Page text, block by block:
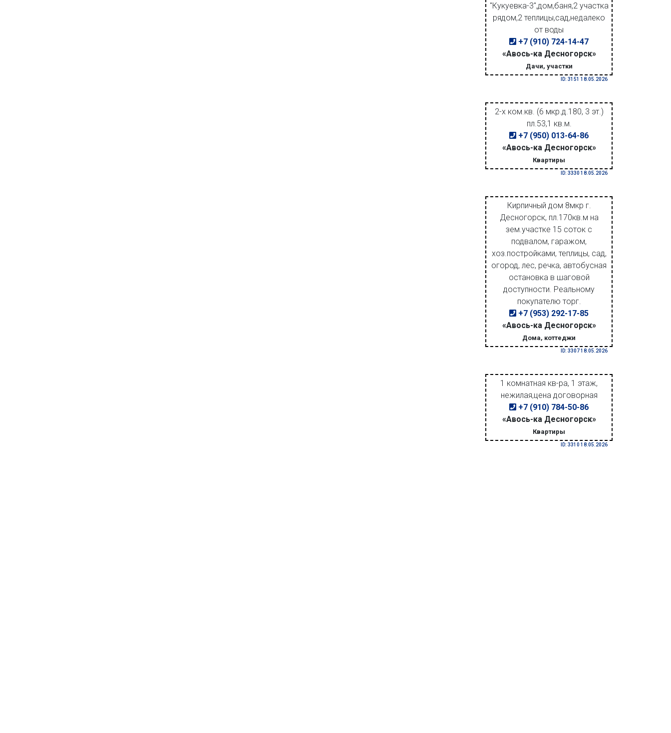
"Кукуевка-3",дом,баня,2 участка
рядом,2 теплицы,сад,недалеко
от воды
+7 (910) 724-14-47
«Авось-ка Десногорск»
Дачи, участки
ID: 3151 18.05.2026
2-х ком.кв. (6 мкр.д.180, 3 эт.)
пл.53,1 кв.м.
+7 (950) 013-64-86
«Авось-ка Десногорск»
Квартиры
ID: 3330 18.05.2026
Кирпичный дом 8мкр г.
Десногорск, пл.170кв.м на
зем.участке 15 соток с
подвалом, гаражом,
хоз.постройками, теплицы, сад,
огород, лес, речка, автобусная
остановка в шаговой
доступности. Реальному
покупателю торг.
+7 (953) 292-17-85
«Авось-ка Десногорск»
Дома, коттеджи
ID: 3307 18.05.2026
1 комнатная кв-ра, 1 этаж,
нежилая,цена договорная
+7 (910) 784-50-86
«Авось-ка Десногорск»
Квартиры
ID: 3310 18.05.2026